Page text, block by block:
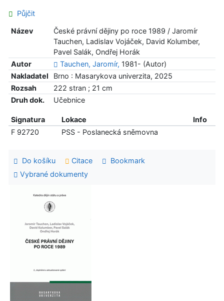
Půjčit
Název
České právní dějiny po roce 1989 / Jaromír
Tauchen, Ladislav Vojáček, David Kolumber,
Pavel Salák, Ondřej Horák
Autor
Tauchen, Jaromír, 1981- (Autor)
Nakladatel
Brno : Masarykova univerzita, 2025
Rozsah
222 stran ; 21 cm
Druh dok.
Učebnice
Signatura Lokace
Info
F 92720
PSS - Poslanecká sněmovna
Do košíku Citace
Bookmark
Vybrané dokumenty